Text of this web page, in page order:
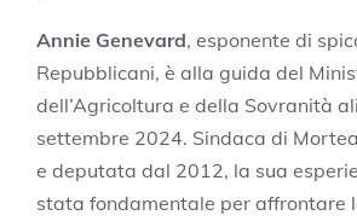
Annie Genevard, esponente di
Repubblicani, è alla guida del
dell’Agricoltura e della Sovranità
settembre 2024. Sindaca di
e deputata dal 2012, la sua
stata fondamentale per affrontare